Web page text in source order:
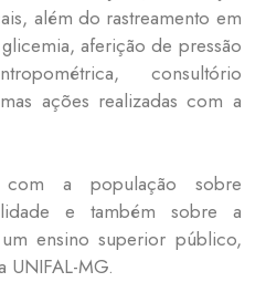
além do rastreamento em
aferição de pressão
consultório
ações realizadas com a
com a população sobre
e também sobre a
ensino superior público,
UNIFAL-MG.